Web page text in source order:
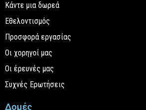
Κάντε μια δωρεά
Εθελοντισμός
Προσφορά εργασίας
Οι χορηγοί μας
Οι έρευνές μας
Συχνές Ερωτήσεις
Δομές